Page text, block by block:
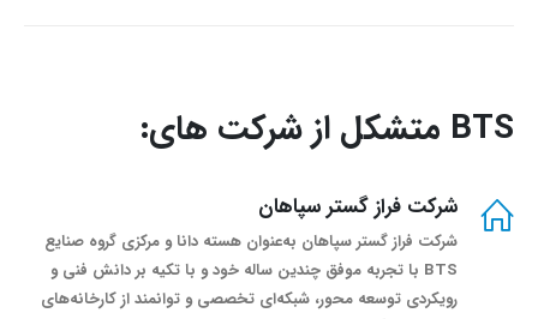
BTS متشکل از شرکت های:
شرکت فراز گستر سپاهان
شرکت فراز گستر سپاهان به‌عنوان هسته دانا و مرکزی گروه صنایع
BTS با تجربه موفق چندین ساله خود و با تکیه بر دانش فنی و
رویکردی توسعه محور، شبکه‌ای تخصصی و توانمند از کارخانه‌های